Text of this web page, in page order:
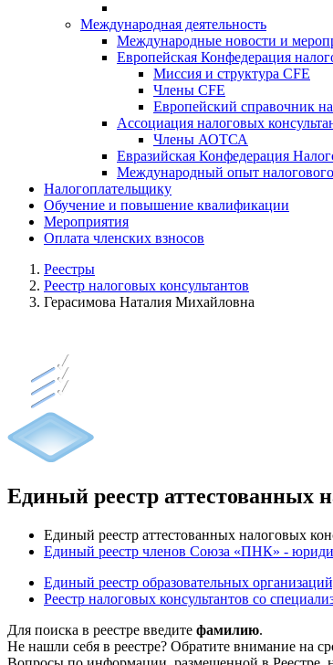
Международная деятельность
Международные новости и
Европейская Конфедерация
Миссия и структура CFE
Члены CFE
Европейский справочник
Ассоциация налоговых
Члены АОТСА
Евразийская Конфедерация
Международный опыт налогового
Налогоплательщику
Обучение и повышение квалификации
Мероприятия
Оплата членских взносов
Реестры
Реестр налоговых консультантов
Герасимова Наталия Михайловна
Единый реестр аттестованных
Единый реестр аттестованных налоговых
Единый реестр членов Союза «ПНК» -
Единый реестр образовательных
Реестр налоговых консультантов со
Для поиска в реестре введите фамилию.
Не нашли себя в реестре? Обратите внимание на